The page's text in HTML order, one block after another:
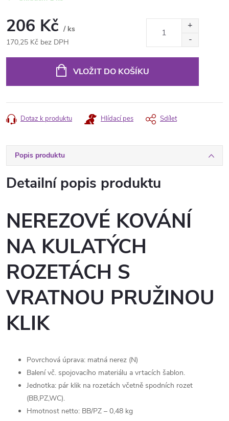
206 Kč / ks
170,25 Kč bez DPH
VLOŽIT DO KOŠÍKU
Dotaz k produktu Hlídací pes Sdílet
Popis produktu
Detailní popis produktu
NEREZOVÉ KOVÁNÍ
NA KULATÝCH
ROZETÁCH S
VRATNOU PRUŽINOU
KLIK
Povrchová úprava: matná nerez (N)
Balení vč. spojovacího materiálu a vrtacích šablon.
Jednotka: pár klik na rozetách včetně spodních rozet
(BB,PZ,WC).
Hmotnost netto: BB/PZ – 0,48 kg